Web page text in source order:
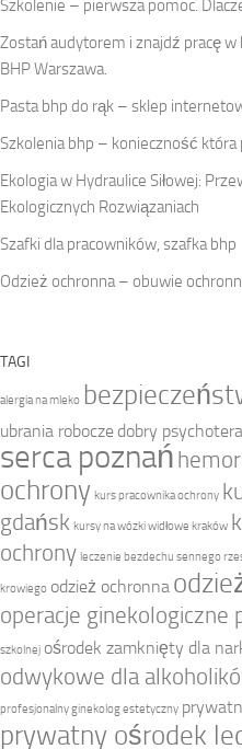
Szkolenie – pierwsza pomoc.
Zostań audytorem i znajdź pracę
BHP Warszawa.
Pasta bhp do rąk – sklep
Szkolenia bhp – konieczność która
Ekologia w Hydraulice Siłowej:
Ekologicznych Rozwiązaniach
Szafki dla pracowników, szafka bhp
Odzież ochronna – obuwie
TAGI
alergia na mleko
ubrania robocze dobry
serca poznań
ochrony kurs pracownika ochrony
gdańsk kursy na wózki widłowe kraków
ochrony leczenie bezdechu sennego
krowiego odzież ochronna
operacje ginekologiczne
szkolnej ośrodek zamknięty dla
odwykowe dla
profesjonalny ginekolog estetyczny
prywatny ośrodek